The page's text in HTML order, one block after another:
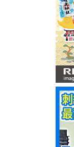
2022 見える化・